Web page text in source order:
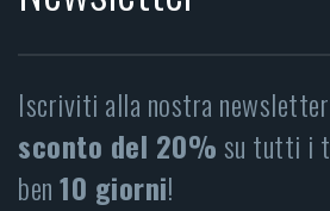
Iscriviti alla nostra
sconto del 20%su tutti i
ben10 giorni!